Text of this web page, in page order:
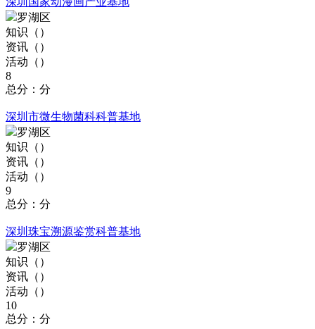
罗湖区
知识（ ）
资讯（ ）
活动（ ）
8
总分：分
深圳市微生物菌科科普基地
罗湖区
知识（ ）
资讯（ ）
活动（ ）
9
总分：分
深圳珠宝溯源鉴赏科普基地
罗湖区
知识（ ）
资讯（ ）
活动（ ）
10
总分：分